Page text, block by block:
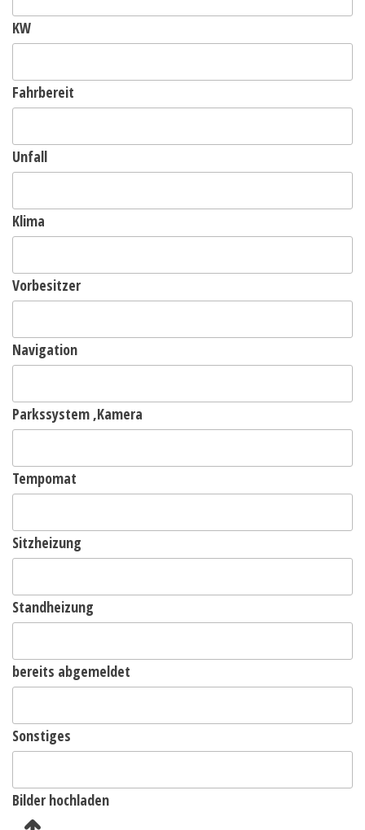
KW
Fahrbereit
Unfall
Klima
Vorbesitzer
Navigation
Parkssystem ,Kamera
Tempomat
Sitzheizung
Standheizung
bereits abgemeldet
Sonstiges
Bilder hochladen